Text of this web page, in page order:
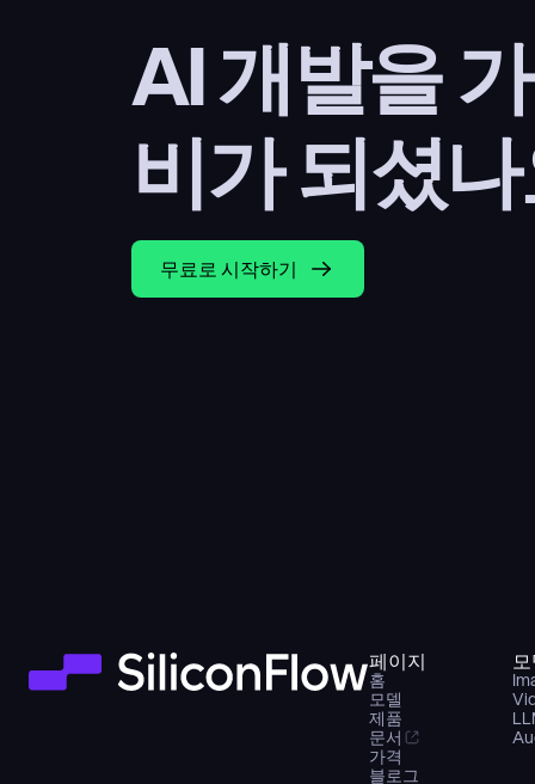
AI 개발을
비가 되셨
무료로 시작하기
페이지
홈
모델
제품
문서
가격
블로그